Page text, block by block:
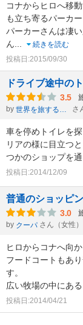
コナからヒロへ移
も立ち寄るパーカー
パーカーさんは凄
ん
続きを読む
投稿日:2015/09/30
ドライブ途中の
3.5
by
世界を旅するラブリー さ
車を停めトイレを
リアの様に目立つ
つかのショップを
投稿日:2014/12/09
普通のショッピ
3.0
by クーパ さん（女性）
ヒロからコナへ向
フードコートもあ
す。
広い牧場の中にあ
投稿日:2014/04/21